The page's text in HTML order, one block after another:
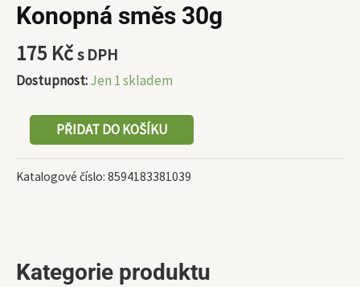
Kategorie produktu
Konopná směs 30g
175 Kčs DPH
Dostupnost:Jen 1 skladem
PŘIDAT DO KOŠÍKU
Katalogové číslo: 8594183381039